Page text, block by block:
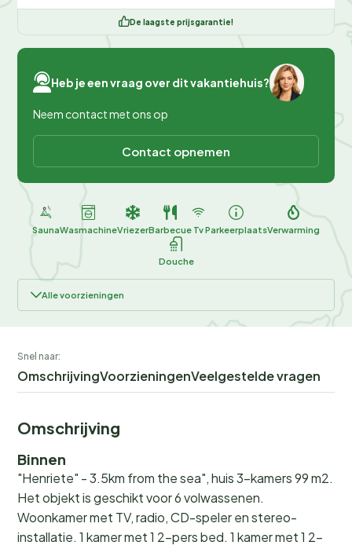
De laagste prijsgarantie!
Heb je een vraag over dit vakantiehuis?
Neem contact met ons op
Contact opnemen
SaunaWasmachineVriezerBarbecue TvParkeerplaatsVerwarming
Douche
Alle voorzieningen
Snel naar:
OmschrijvingVoorzieningenVeelgestelde vragen
Omschrijving
Binnen
"Henriete" - 3.5km from the sea", huis 3-kamers 99 m2.
Het objekt is geschikt voor 6 volwassenen.
Woonkamer met TV, radio, CD-speler en stereo-
installatie. 1 kamer met 1 2-pers bed. 1 kamer met 1 2-